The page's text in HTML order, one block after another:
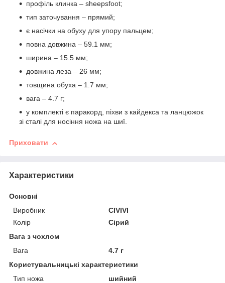
профіль клинка – sheepsfoot;
тип заточування – прямий;
є насічки на обуху для упору пальцем;
повна довжина – 59.1 мм;
ширина – 15.5 мм;
довжина леза – 26 мм;
товщина обуха – 1.7 мм;
вага – 4.7 г;
у комплекті є паракорд, піхви з кайдекса та ланцюжок
зі сталі для носіння ножа на шиї.
Приховати
Характеристики
Основні
Виробник
CIVIVI
Колір
Сірий
Вага з чохлом
Вага
4.7 г
Користувальницькі характеристики
Тип ножа
шийний